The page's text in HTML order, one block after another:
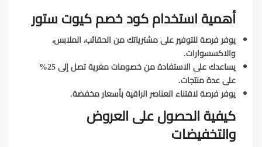
أهمية استخدام كود خصم كيوت ستور
يوفر فرصة للتوفير على مشترياتك من الحقائب، الملابس،
والاكسسوارات.
يساعدك على الاستفادة من خصومات مغرية تصل إلى 25%
على عدة منتجات.
يوفر فرصة لاقتناء العناصر الراقية بأسعار مخفضة.
كيفية الحصول على العروض
والتخفيضات